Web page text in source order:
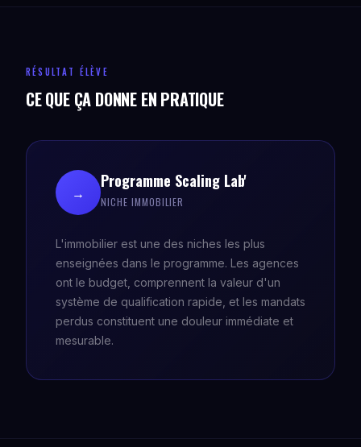
RÉSULTAT ÉLÈVE
CE QUE ÇA DONNE EN PRATIQUE
→
Programme Scaling Lab'
NICHE IMMOBILIER
L'immobilier est une des niches les plus
enseignées dans le programme. Les agences
ont le budget, comprennent la valeur d'un
système de qualification rapide, et les mandats
perdus constituent une douleur immédiate et
mesurable.